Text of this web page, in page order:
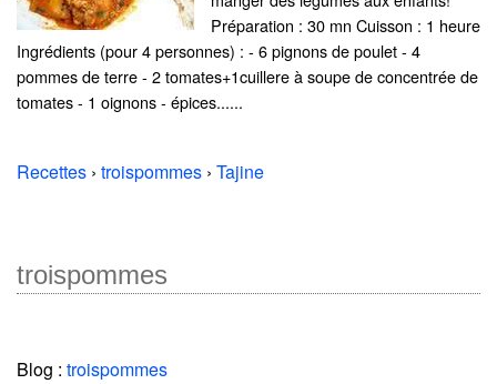
Préparation : 30 mn Cuisson : 1 heure
Ingrédients (pour 4 personnes) : - 6 pignons de poulet - 4
pommes de terre - 2 tomates+1cuillere à soupe de concentrée de
tomates - 1 oignons - épices......
Recettes › troispommes › Tajine
troispommes
Blog : troispommes